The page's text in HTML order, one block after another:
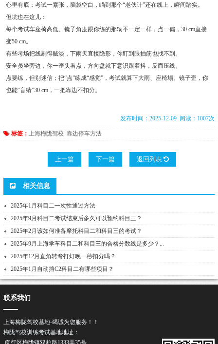
心里有底：考试一紧张，脑袋空白，瞄到那个“老伙计”还在线上，瞬间踏实。
但坑也在这儿：
每个考试车座椅高低、镜子角度跟你练的那辆不一定一样，点一偏，30 cm直接
变50 cm。
有些考场把线刷得贼淡，下雨天直接隐形，你盯到眼抽筋也找不到。
安全员坐旁边，你一歪头看点，方向盘就下意识跟着抖，反而压线。
点要练，但别迷信；把“点”练成“感觉”，考试就算下大雨、座椅塌、镜子歪，你
也能“盲猜”30 cm，一把靠边不扣分。
发布时间：2025-12-09 阅读：1007次
标签： 上海梅陇驾校 靠边停车方法
上一篇 下一篇 返回列表
相关信息
2025年1月科目二一次性通过方法
2025年9月科目二考试结束后多久可以预约科目三？
2025年2月该如何准备摩托科目二和科目三的考试？
2025年9月上海学车科目二和科目三的合格分数线是多少？...
2025年12月直角转弯打灯晚一秒扣分吗？
2025年1月自动挡C2科目二有哪些项目？
联系我们
上海梅陇驾校基地-竭诚为您服务！！
梅陇驾校训练考试基地地址：
闵行区梅陇镇双柏路1333弄35号